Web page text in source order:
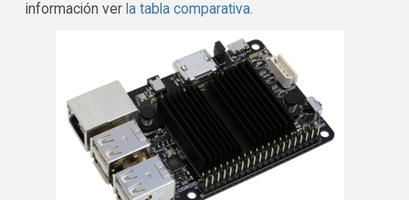
información ver la tabla comparativa.